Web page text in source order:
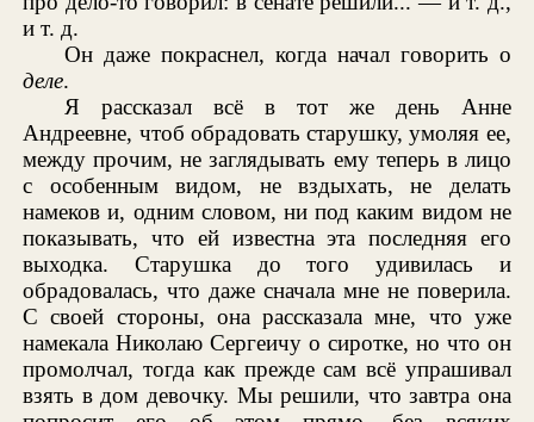
и т. д.
Он даже покраснел, когда начал говорить о
деле.
Я рассказал всё в тот же день Анне
Андреевне, чтоб обрадовать старушку, умоляя ее,
между прочим, не заглядывать ему теперь в лицо
с особенным видом, не вздыхать, не делать
намеков и, одним словом, ни под каким видом не
показывать, что ей известна эта последняя его
выходка. Старушка до того удивилась и
обрадовалась, что даже сначала мне не поверила.
С своей стороны, она рассказала мне, что уже
намекала Николаю Сергеичу о сиротке, но что он
промолчал, тогда как прежде сам всё упрашивал
взять в дом девочку. Мы решили, что завтра она